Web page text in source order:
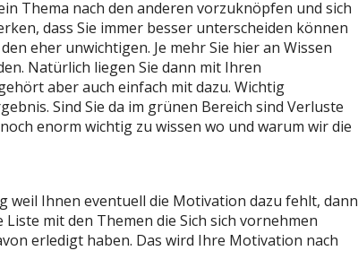
Thema nach den anderen vorzuknöpfen und sich
dass Sie immer besser unterscheiden können
eher unwichtigen. Je mehr Sie hier an Wissen
Natürlich liegen Sie dann mit Ihren
aber auch einfach mit dazu. Wichtig
Sind Sie da im grünen Bereich sind Verluste
enorm wichtig zu wissen wo und warum wir die
weil Ihnen eventuell die Motivation dazu fehlt, dann
Liste mit den Themen die Sich sich vornehmen
erledigt haben. Das wird Ihre Motivation nach